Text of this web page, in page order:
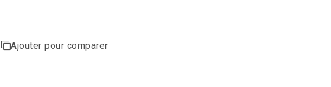
Ajouter pour comparer